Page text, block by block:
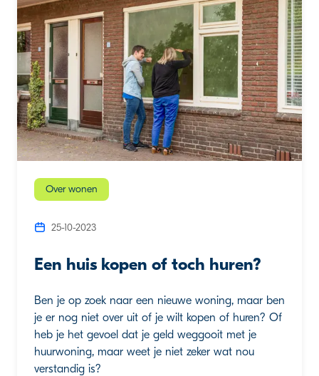
Over wonen
25-10-2023
Een huis kopen of toch huren?
Ben je op zoek naar een nieuwe woning, maar ben
je er nog niet over uit of je wilt kopen of huren? Of
heb je het gevoel dat je geld weggooit met je
huurwoning, maar weet je niet zeker wat nou
verstandig is?